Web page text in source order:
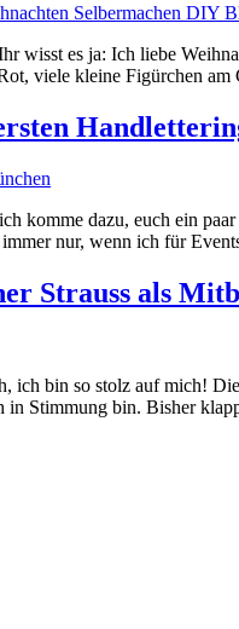
wisst es ja: Ich liebe
viele kleine Figürchen
komme dazu, euch ein
nur, wenn ich für
Strauss als
ich bin so stolz auf mich!
in Stimmung bin. Bisher